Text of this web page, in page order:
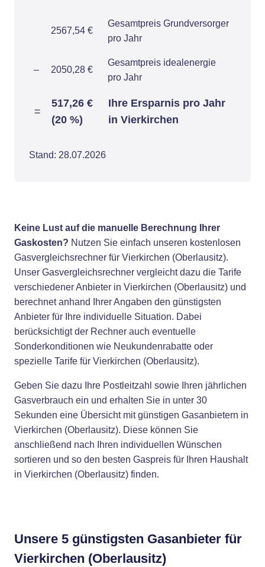
2567,54 €
Gesamtpreis Grundversorger
pro Jahr
– 2050,28 €
Gesamtpreis idealenergie
pro Jahr
=
517,26 €
(20 %)
Ihre Ersparnis pro Jahr
in Vierkirchen
Stand: 28.07.2026
Keine Lust auf die manuelle Berechnung Ihrer
Gaskosten? Nutzen Sie einfach unseren kostenlosen
Gasvergleichsrechner für Vierkirchen (Oberlausitz).
Unser Gasvergleichsrechner vergleicht dazu die Tarife
verschiedener Anbieter in Vierkirchen (Oberlausitz) und
berechnet anhand Ihrer Angaben den günstigsten
Anbieter für Ihre individuelle Situation. Dabei
berücksichtigt der Rechner auch eventuelle
Sonderkonditionen wie Neukundenrabatte oder
spezielle Tarife für Vierkirchen (Oberlausitz).
Geben Sie dazu Ihre Postleitzahl sowie Ihren jährlichen
Gasverbrauch ein und erhalten Sie in unter 30
Sekunden eine Übersicht mit günstigen Gasanbietern in
Vierkirchen (Oberlausitz). Diese können Sie
anschließend nach Ihren individuellen Wünschen
sortieren und so den besten Gaspreis für Ihren Haushalt
in Vierkirchen (Oberlausitz) finden.
Unsere 5 günstigsten Gasanbieter für
Vierkirchen (Oberlausitz)